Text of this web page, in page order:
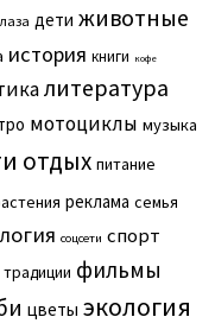
дети животные
история книги кофе
литература
мотоциклы музыка
отдых питание
реклама семья
соцсети спорт
традиции фильмы
цветы экология